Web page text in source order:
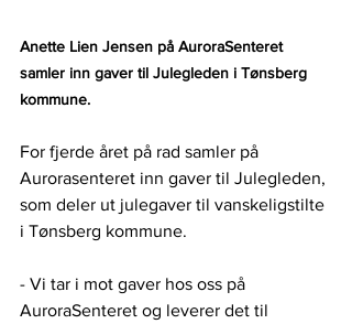
Anette Lien Jensen på AuroraSenteret
samler inn gaver til Julegleden i Tønsberg
kommune.
For fjerde året på rad samler på
Aurorasenteret inn gaver til Julegleden,
som deler ut julegaver til vanskeligstilte
i Tønsberg kommune.
- Vi tar i mot gaver hos oss på
AuroraSenteret og leverer det til